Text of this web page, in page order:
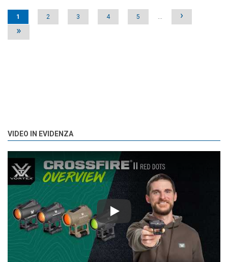
Pages
1 2 3 4 5 …
›
»
VIDEO IN EVIDENZA
Play